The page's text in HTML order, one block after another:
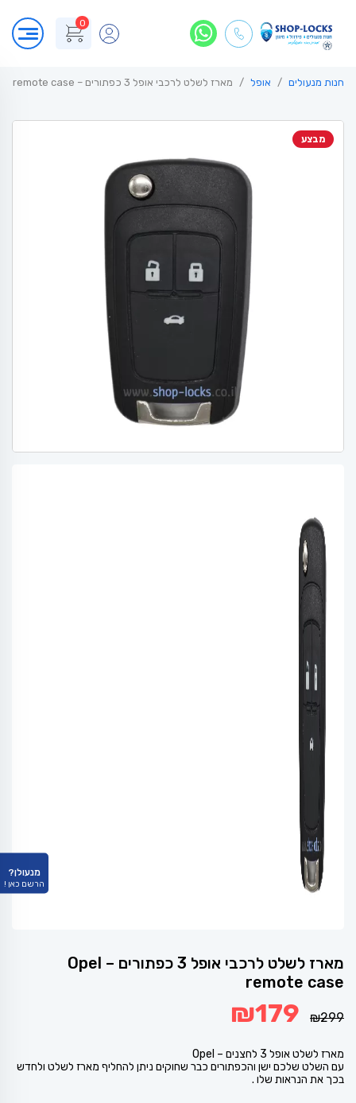
0
חנות מנעולים אופל מארז לשלט לרכבי אופל 3 כפתורים – Opel remote case
מבצע
מארז לשלט לרכבי אופל 3 כפתורים – Opel
remote case
₪299
המחיר
המקורי
₪179
מארז לשלט אופל 3 לחצנים – Opel
עם השלט שלכם ישן והכפתורים כבר שחוקים ניתן להחליף מארז לשלט ולחדש
בכך את הנראות שלו .
מנעולן?
הרשם כאן !